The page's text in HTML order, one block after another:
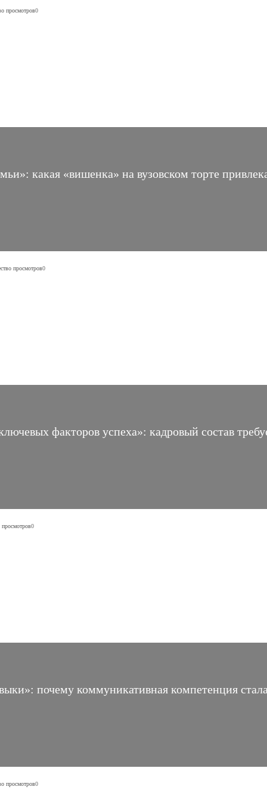
просмотров0
какая «вишенка» на вузовском торте
просмотров0
факторов успеха»: кадровый состав
просмотров0
почему коммуникативная компетенция
просмотров0